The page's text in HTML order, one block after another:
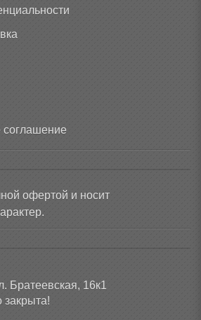
соглашение
офертой и носит
Братеевская, 16к1
закрыта!